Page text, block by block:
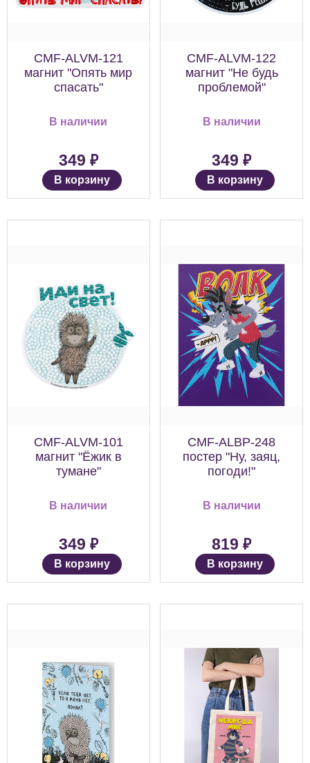
CMF-ALVM-121
магнит "Опять мир
спасать"
В наличии
349 ₽
В корзину
CMF-ALVM-122
магнит "Не будь
проблемой"
В наличии
349 ₽
В корзину
CMF-ALVM-101
магнит "Ёжик в
тумане"
В наличии
349 ₽
В корзину
CMF-ALBP-248
постер "Ну, заяц,
погоди!"
В наличии
819 ₽
В корзину